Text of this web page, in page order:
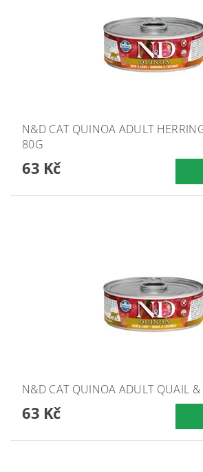
N&D CAT QUINOA ADULT
80G
63 Kč
N&D CAT QUINOA ADULT QUAIL
63 Kč